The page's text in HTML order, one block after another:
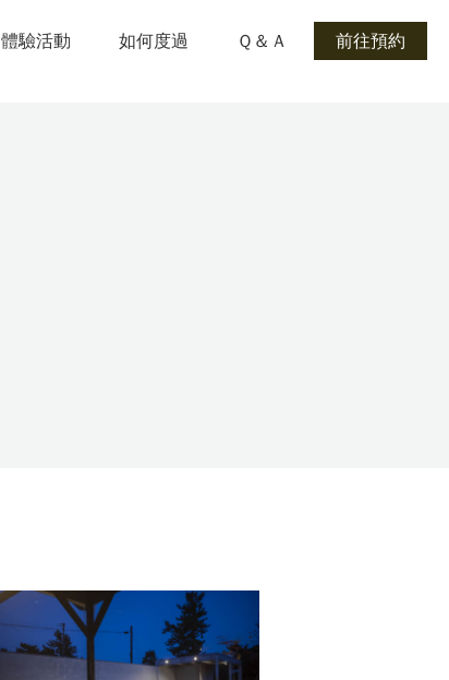
體驗活動 如何度過 Ｑ＆Ａ 前往預約